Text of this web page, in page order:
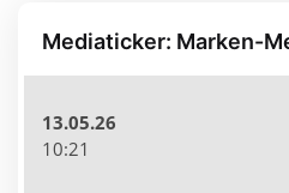
Mediaticker: Marken-
13.05.26
10:21